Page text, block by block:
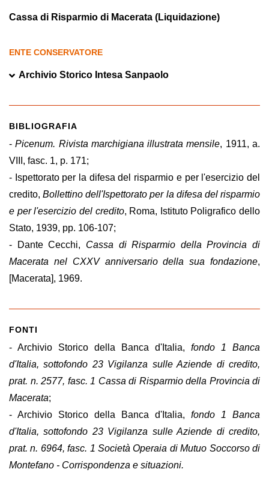
Cassa di Risparmio di Macerata (Liquidazione)
ENTE CONSERVATORE
Archivio Storico Intesa Sanpaolo
BIBLIOGRAFIA
-Picenum. Rivista marchigiana illustrata mensile, 1911, a.
VIII, fasc. 1, p. 171;
- Ispettorato per la difesa del risparmio e per l'esercizio del
credito,Bollettino dell'Ispettorato per la difesa del risparmio
e per l'esercizio del credito, Roma, Istituto Poligrafico dello
Stato, 1939, pp. 106-107;
- Dante Cecchi, Cassa di Risparmio della Provincia di
Macerata nel CXXV anniversario della sua fondazione,
[Macerata], 1969.
FONTI
- Archivio Storico della Banca d'Italia, fondo 1 Banca
d'Italia, sottofondo 23 Vigilanza sulle Aziende di credito,
prat. n. 2577, fasc. 1 Cassa di Risparmio della Provincia di
Macerata;
- Archivio Storico della Banca d'Italia, fondo 1 Banca
d'Italia, sottofondo 23 Vigilanza sulle Aziende di credito,
prat. n. 6964, fasc. 1 Società Operaia di Mutuo Soccorso di
Montefano - Corrispondenza e situazioni.